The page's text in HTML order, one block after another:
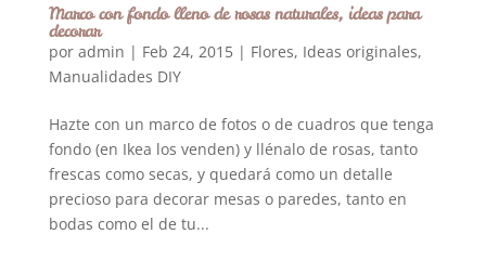
Marco con fondo lleno de rosas naturales, ideas para
decorar
por admin | Feb 24, 2015| Flores, Ideas originales,
Manualidades DIY
Hazte con un marco de fotos o de cuadros que tenga
fondo (en Ikea los venden) y llénalo de rosas, tanto
frescas como secas, y quedará como un detalle
precioso para decorar mesas o paredes, tanto en
bodas como el de tu...